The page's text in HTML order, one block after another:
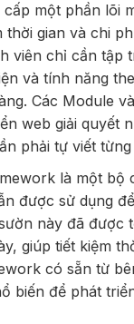
cấp một phần lõi
thời gian và chi
viên chỉ cần tập
và tính năng
Các Module
web giải quyết
phải tự viết
là một bộ
được sử dụng
này đã được
giúp tiết kiệm
có sẵn từ
biến để phát